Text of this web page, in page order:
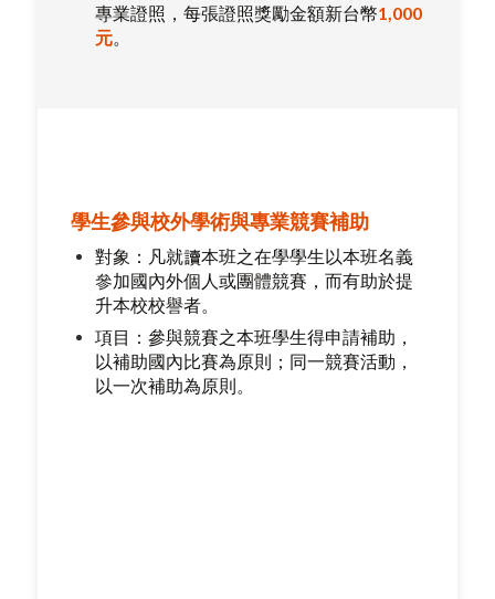
專業證照，每張證照獎勵金額新台幣1,000
元。
學生參與校外學術與專業競賽補助
對象：凡就讀本班之在學學生以本班名義
參加國內外個人或團體競賽，而有助於提
升本校校譽者。
項目：參與競賽之本班學生得申請補助，
以補助國內比賽為原則；同一競賽活動，
以一次補助為原則。